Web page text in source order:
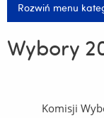
Rozwiń menu
Wybory
Komisji